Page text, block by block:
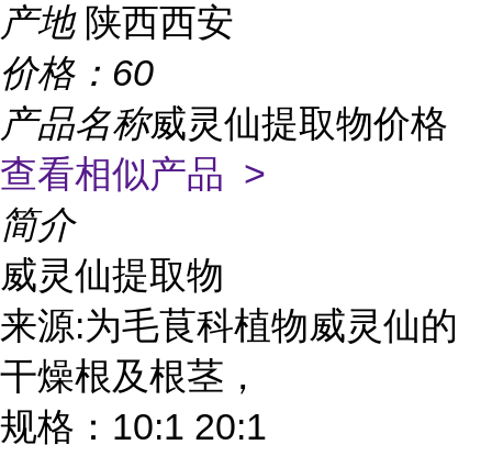
产地 陕西西安
价格： 60
产品名称威灵仙提取物价格
查看相似产品 >
简介
威灵仙提取物
来源:为毛茛科植物威灵仙的
干燥根及根茎，
规格： 10:1 20:1